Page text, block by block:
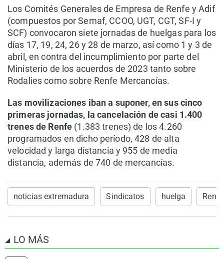
Los Comités Generales de Empresa de Renfe y Adif
(compuestos por Semaf, CCOO, UGT, CGT, SF-I y
SCF) convocaron siete jornadas de huelgas para los
días 17, 19, 24, 26 y 28 de marzo, así como 1 y 3 de
abril, en contra del incumplimiento por parte del
Ministerio de los acuerdos de 2023 tanto sobre
Rodalies como sobre Renfe Mercancías.
Las movilizaciones iban a suponer, en sus cinco
primeras jornadas, la cancelación de casi 1.400
trenes de Renfe (1.383 trenes) de los 4.260
programados en dicho período, 428 de alta
velocidad y larga distancia y 955 de media
distancia, además de 740 de mercancías.
noticias extremadura Sindicatos huelga Renfe
LO MÁS